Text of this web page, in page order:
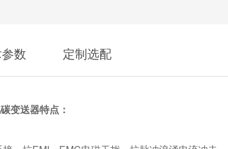
数 定制选配
变送器特点：